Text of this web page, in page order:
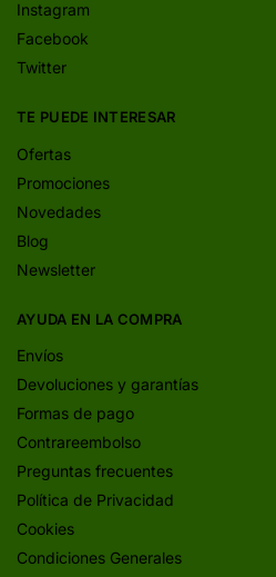
Instagram
Facebook
Twitter
TE PUEDE INTERESAR
Ofertas
Promociones
Novedades
Blog
Newsletter
AYUDA EN LA COMPRA
Envíos
Devoluciones y garantías
Formas de pago
Contrareembolso
Preguntas frecuentes
Política de Privacidad
Cookies
Condiciones Generales